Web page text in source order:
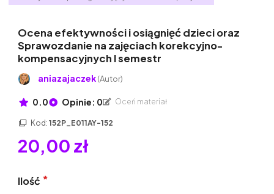
Ocena efektywności i osiągnięć dzieci oraz
Sprawozdanie na zajęciach korekcyjno-
kompensacyjnych I semestr
aniazajaczek(Autor)
0.0 Opinie: 0 Oceń materiał
Kod: 152P_E011AY-152
20,00 zł
Ilość